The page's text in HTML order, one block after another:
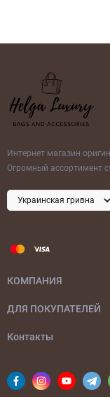
Интернет магазин
Огромный ассортимент
КОМПАНИЯ
ДЛЯ ПОКУПАТЕЛЕЙ
Контакты